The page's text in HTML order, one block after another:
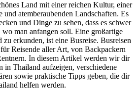
Land mit einer reichen Kultur, einer
und atemberaubenden Landschaften. Es
und Dinge zu sehen, dass es schwer
wo man anfangen soll. Eine großartige
erkunden, ist eine Busreise. Busreisen
Reisende aller Art, von Backpackern
In diesem Artikel werden wir dir
in Thailand aufzeigen, verschiedene
sowie praktische Tipps geben, die dir
helfen werden.